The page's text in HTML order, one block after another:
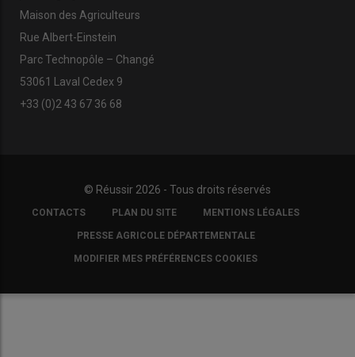
Maison des Agriculteurs
Rue Albert-Einstein
Parc Technopôle – Changé
53061 Laval Cedex 9
+33 (0)2 43 67 36 68
© Réussir 2026 - Tous droits réservés
FOOTER
COPYRIGHT
CONTACTS PLAN DU SITE MENTIONS LÉGALES
PRESSE AGRICOLE DÉPARTEMENTALE
MODIFIER MES PRÉFÉRENCES COOKIES